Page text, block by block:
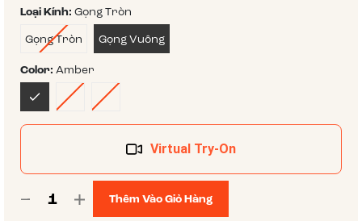
Loại Kính: Gọng Tròn
Gọng Tròn
Gọng Vuông
Color: Amber
Virtual Try-On
Thêm Vào Giỏ Hàng